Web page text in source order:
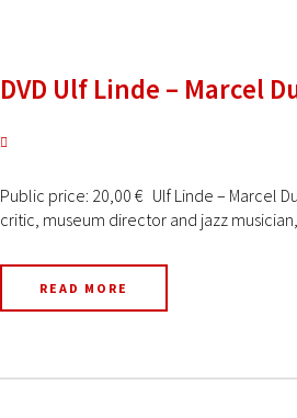
DVD Ulf Linde – Marcel
Public price: 20,00 € Ulf Linde – Marcel
critic, museum director and jazz
READ MORE